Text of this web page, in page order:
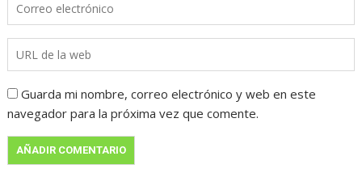
Guarda mi nombre, correo electrónico y web en este
navegador para la próxima vez que comente.